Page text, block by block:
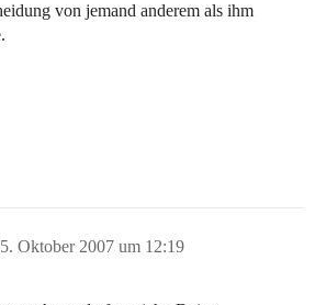
von jemand anderem als ihm
Oktober 2007 um 12:19